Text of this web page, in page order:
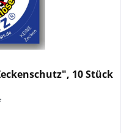
10 Stück